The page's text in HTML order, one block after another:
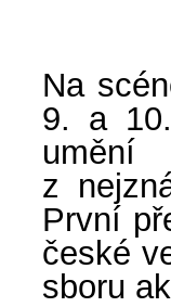
Na
9. a
umění
z
První
české
sboru